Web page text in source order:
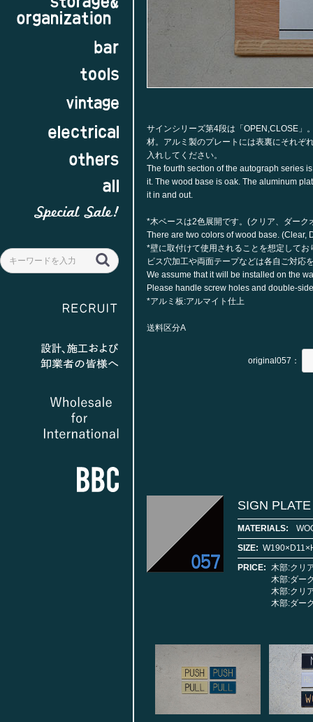
サインシリーズ第4段は「OPEN,CLOSE
材。アルミ製のプレートには表裏にそれぞ
入れしてください。
The fourth section of the autograph series
it. The wood base is oak. The aluminum
it in and out.
*木ベースは2色展開です。(クリア、ダー
There are two colors of wood base. (Clear,
*壁に取付けて使用されることを想定してお
ビス穴加工や両面テープなどは各自ご対応
We assume that it will be installed on the
Please handle screw holes and double-
*アルミ板:アルマイト仕上
送料区分A
original057：
SIGN
MATERIALS:
SIZE:
PRICE: 木部:クリ
木部:ダー
木部:クリ
木部:ダー